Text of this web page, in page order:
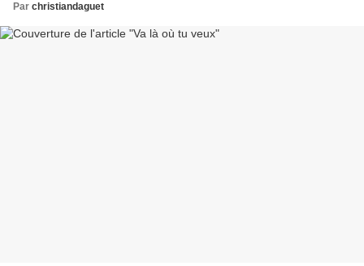
Par christiandaguet